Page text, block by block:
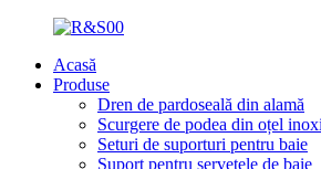
Acasă
Produse
Dren de pardoseală din alamă
Scurgere de podea din oțel
Seturi de suporturi pentru baie
Suport pentru șervețele de baie